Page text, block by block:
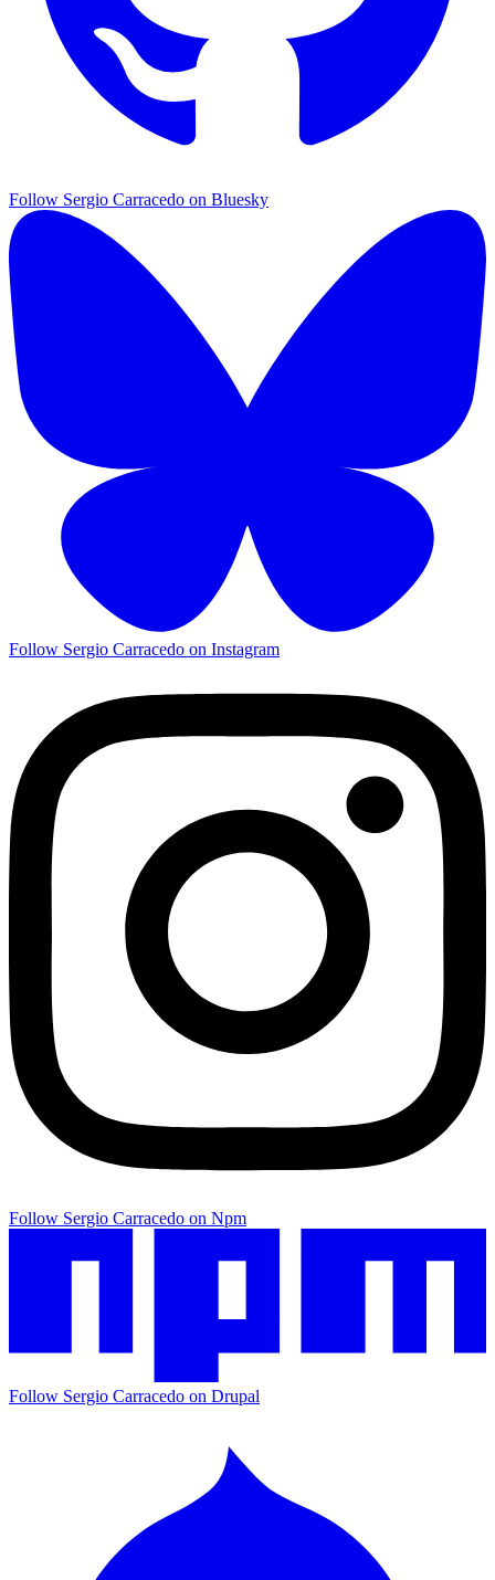
Follow Sergio Carracedo on Bluesky
Follow Sergio Carracedo on Instagram
Follow Sergio Carracedo on Npm
Follow Sergio Carracedo on Drupal